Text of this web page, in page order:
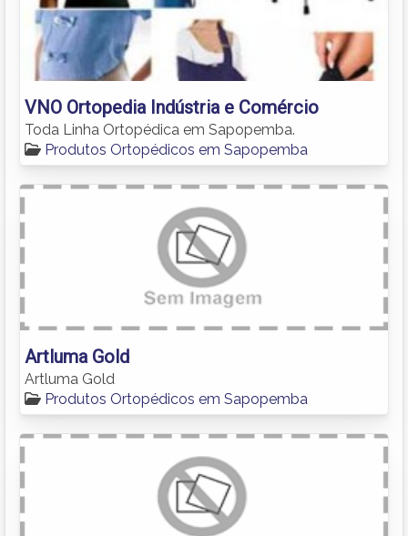
VNO Ortopedia Indústria e Comércio
Toda Linha Ortopédica em Sapopemba.
Produtos Ortopédicos em Sapopemba
Artluma Gold
Artluma Gold
Produtos Ortopédicos em Sapopemba